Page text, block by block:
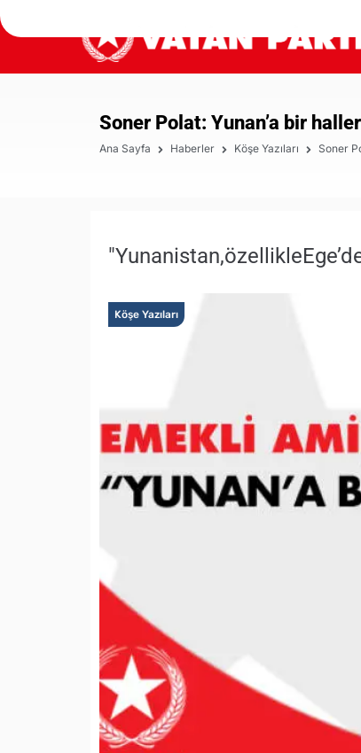
Soner Polat: Yunan’a bir
Ana Sayfa Haberler Köşe Yazıları Soner
Köşe Yazıları